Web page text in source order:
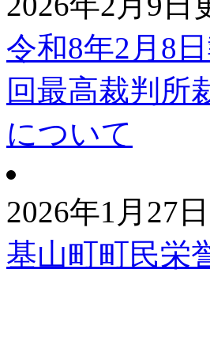
令和8年2月8
回最高裁判
について
2026年1月27
基山町町民栄